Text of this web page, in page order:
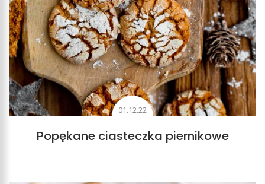
01.12.22
Popękane ciasteczka piernikowe